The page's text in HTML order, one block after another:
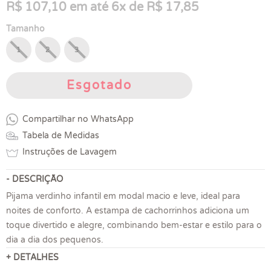
R$ 107,10 em até 6x de R$ 17,85
Tamanho
1 2 3
Esgotado
Compartilhar no WhatsApp
Tabela de Medidas
Instruções de Lavagem
- DESCRIÇÃO
Pijama verdinho infantil em modal macio e leve, ideal para
noites de conforto. A estampa de cachorrinhos adiciona um
toque divertido e alegre, combinando bem-estar e estilo para o
dia a dia dos pequenos.
+ DETALHES